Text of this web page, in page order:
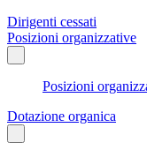
Dirigenti cessati
Posizioni organizzative
Posizioni
Dotazione organica